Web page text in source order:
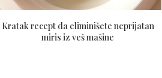
Kratak recept da eliminišete neprijatan
miris iz veš mašine